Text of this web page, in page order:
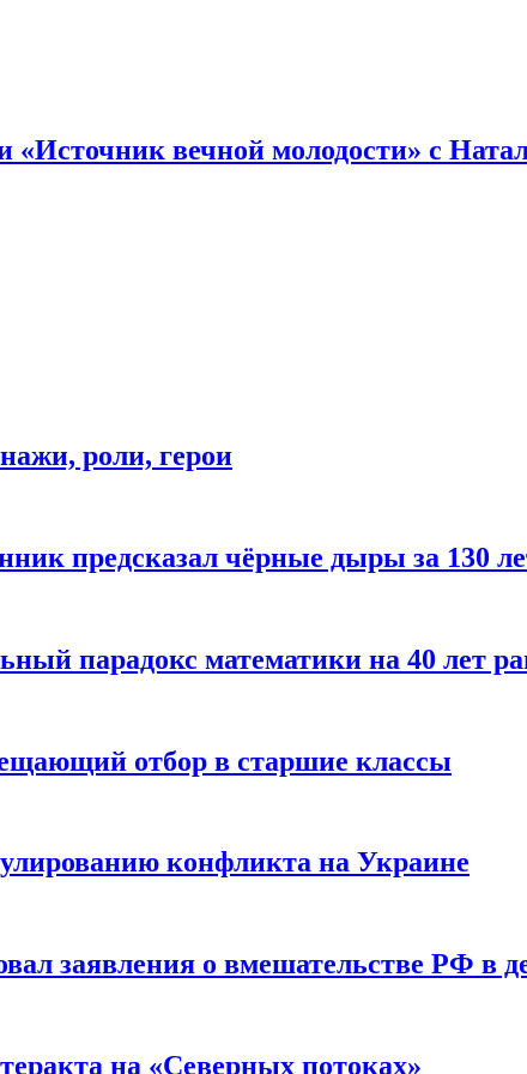
вечной молодости» с
роли, герои
предсказал чёрные дыры за 130
парадокс математики на 40 лет
отбор в старшие классы
конфликта на Украине
заявления о вмешательстве РФ в
на «Северных потоках»